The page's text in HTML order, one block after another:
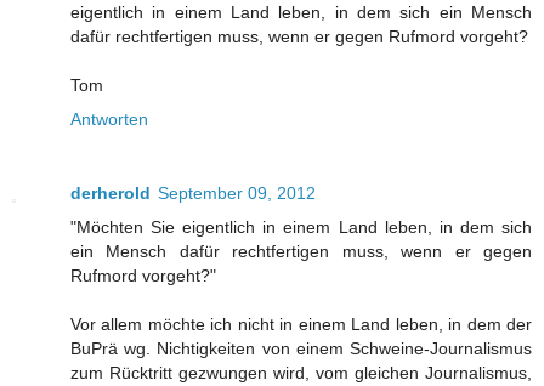
eigentlich in einem Land leben, in dem sich ein Mensch
dafür rechtfertigen muss, wenn er gegen Rufmord vorgeht?
Tom
Antworten
derherold September 09, 2012
"Möchten Sie eigentlich in einem Land leben, in dem sich
ein Mensch dafür rechtfertigen muss, wenn er gegen
Rufmord vorgeht?"
Vor allem möchte ich nicht in einem Land leben, in dem der
BuPrä wg. Nichtigkeiten von einem Schweine-Journalismus
zum Rücktritt gezwungen wird, vom gleichen Journalismus,